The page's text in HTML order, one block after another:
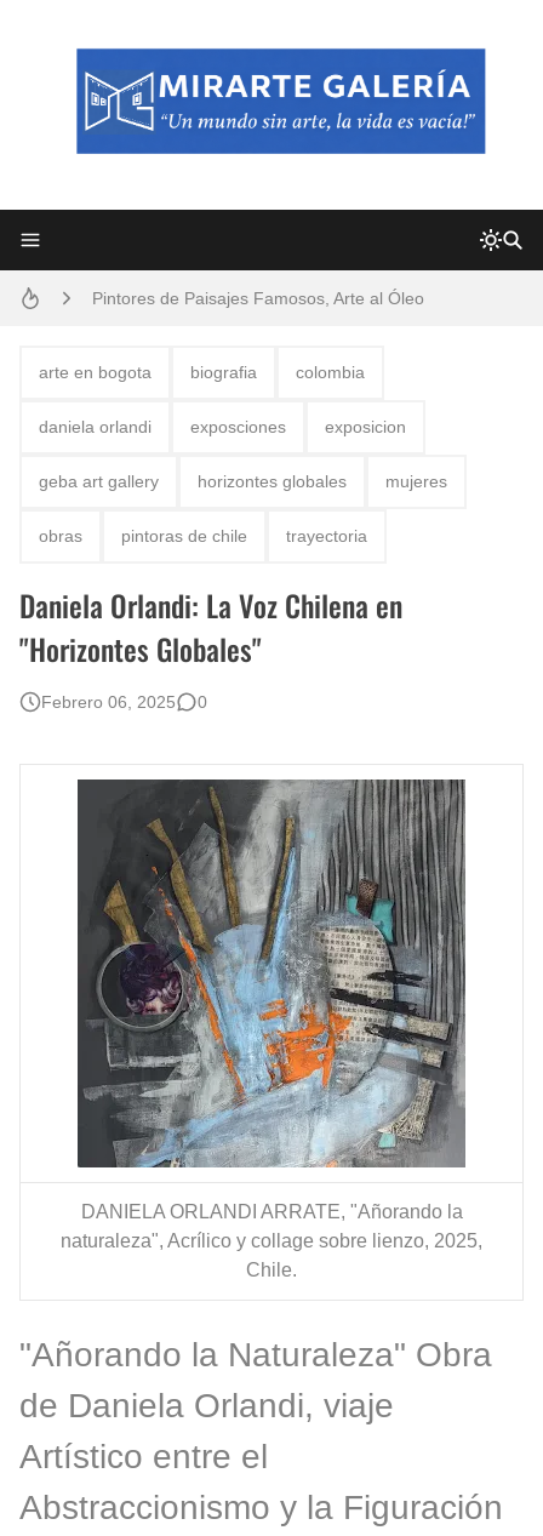
Pintores de Paisajes Famosos, Arte al Óleo
Que significan los cuadros de negras africanas?
arte en bogota biografia colombia
daniela orlandi exposciones exposicion
geba art gallery horizontes globales mujeres
obras pintoras de chile trayectoria
Daniela Orlandi: La Voz Chilena en
"Horizontes Globales"
Febrero 06, 2025 0
DANIELA ORLANDI ARRATE, "Añorando la
naturaleza", Acrílico y collage sobre lienzo, 2025,
Chile.
"Añorando la Naturaleza" Obra
de Daniela Orlandi, viaje
Artístico entre el
Abstraccionismo y la Figuración